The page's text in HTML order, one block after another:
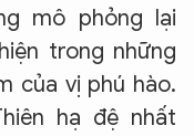
mô phỏng lại
trong những
của vị phú hào.
hạ đệ nhất